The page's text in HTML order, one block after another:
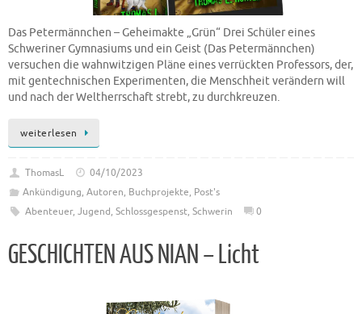
Das Petermännchen – Geheimakte „Grün“ Drei Schüler eines
Schweriner Gymnasiums und ein Geist (Das Petermännchen)
versuchen die wahnwitzigen Pläne eines verrückten Professors, der,
mit gentechnischen Experimenten, die Menschheit verändern will
und nach der Weltherrschaft strebt, zu durchkreuzen.
weiterlesen
ThomasL
04/10/2023
Ankündigung, Autoren, Buchprojekte, Post's
Abenteuer, Jugend, Schlossgespenst, Schwerin 0
GESCHICHTEN AUS NIAN – Licht